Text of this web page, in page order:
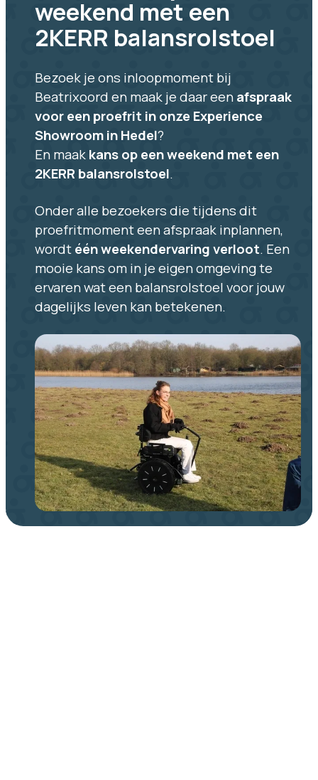
weekend met een
2KERR balansrolstoel
Bezoek je ons inloopmoment bij
Beatrixoord en maak je daar eenafspraak
voor een proefrit in onze Experience
Showroom in Hedel?
En maakkans op een weekend met een
2KERR balansrolstoel.
Onder alle bezoekers die tijdens dit
proefritmoment een afspraak inplannen,
wordtéén weekendervaring verloot. Een
mooie kans om in je eigen omgeving te
ervaren wat een balansrolstoel voor jouw
dagelijks leven kan betekenen.